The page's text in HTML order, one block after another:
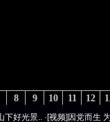
12
11
10
9
8
景..·[视频]因党而生 为党而